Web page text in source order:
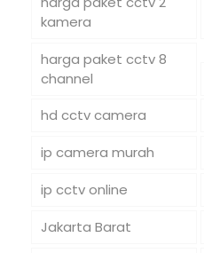
kamera
harga paket cctv 8
channel
hd cctv camera
ip camera murah
ip cctv online
Jakarta Barat